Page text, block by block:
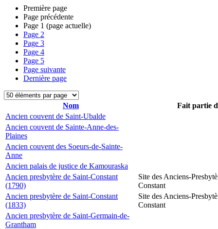
Première page
Page précédente
Page 1 (page actuelle)
Page 2
Page 3
Page 4
Page 5
Page suivante
Dernière page
Nom
Fait partie
Ancien couvent de Saint-Ubalde
Ancien couvent de Sainte-Anne-des-
Plaines
Ancien couvent des Soeurs-de-Sainte-
Anne
Ancien palais de justice de Kamouraska
Ancien presbytère de Saint-Constant
(1790)
Site des Anciens-
Constant
Ancien presbytère de Saint-Constant
(1833)
Site des Anciens-
Constant
Ancien presbytère de Saint-Germain-de-
Grantham